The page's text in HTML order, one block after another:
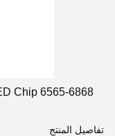
تفاصيل المنتج